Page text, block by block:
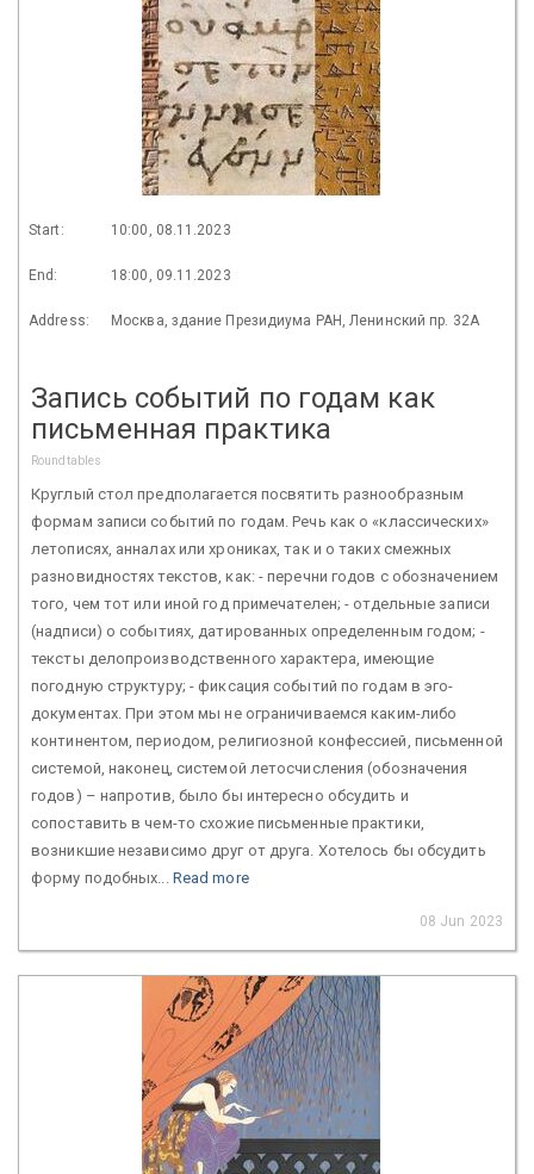
Start: 10:00, 08.11.2023
End: 18:00, 09.11.2023
Address: Москва, здание Президиума РАН, Ленинский пр. 32А
Запись событий по годам как
письменная практика
Roundtables
Круглый стол предполагается посвятить разнообразным
формам записи событий по годам. Речь как о «классических»
летописях, анналах или хрониках, так и о таких смежных
разновидностях текстов, как: - перечни годов с обозначением
того, чем тот или иной год примечателен; - отдельные записи
(надписи) о событиях, датированных определенным годом; -
тексты делопроизводственного характера, имеющие
погодную структуру; - фиксация событий по годам в эго-
документах. При этом мы не ограничиваемся каким-либо
континентом, периодом, религиозной конфессией, письменной
системой, наконец, системой летосчисления (обозначения
годов) – напротив, было бы интересно обсудить и
сопоставить в чем-то схожие письменные практики,
возникшие независимо друг от друга. Хотелось бы обсудить
форму подобных... Read more
08 Jun 2023